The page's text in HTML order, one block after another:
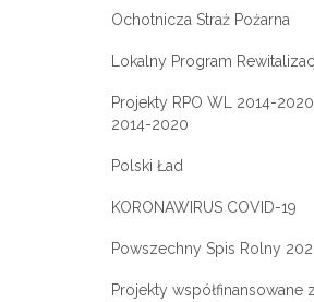
Ochotnicza Straż Pożarna
Lokalny Program
Projekty RPO WL 2014-
2014-2020
Polski Ład
KORONAWIRUS COVID-19
Powszechny Spis Rolny
Projekty współfinansowane